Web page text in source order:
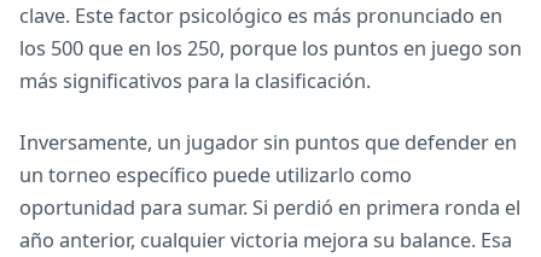
clave. Este factor psicológico es más pronunciado en
los 500 que en los 250, porque los puntos en juego son
más significativos para la clasificación.
Inversamente, un jugador sin puntos que defender en
un torneo específico puede utilizarlo como
oportunidad para sumar. Si perdió en primera ronda el
año anterior, cualquier victoria mejora su balance. Esa